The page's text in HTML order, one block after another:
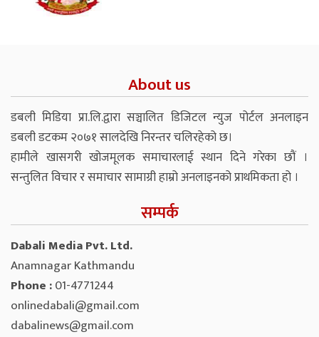
About us
डबली मिडिया प्रा.लि.द्वारा सञ्चालित डिजिटल न्युज पोर्टल अनलाइन
डबली डटकम २०७१ सालदेखि निरन्तर चलिरहेको छ।
हामीले खासगरी खोजमूलक समाचारलाई स्थान दिने गरेका छौं ।
सन्तुलित विचार र समाचार सामाग्री हाम्रो अनलाइनको प्राथमिकता हो ।
सम्पर्क
Dabali Media Pvt. Ltd.
Anamnagar Kathmandu
Phone :01-4771244
onlinedabali@gmail.com
dabalinews@gmail.com